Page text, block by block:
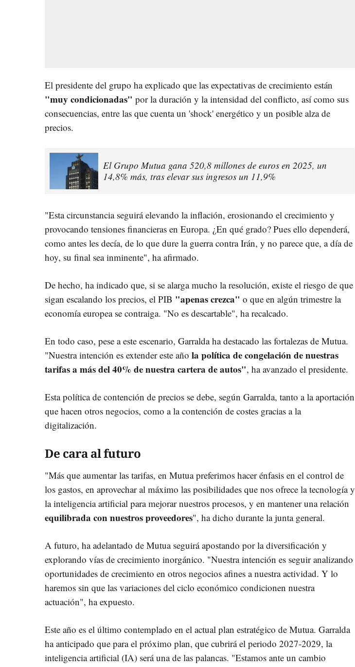
El presidente del grupo ha explicado que las expectativas de crecimiento están
"muy condicionadas" por la duración y la intensidad del conflicto, así como sus
consecuencias, entre las que cuenta un 'shock' energético y un posible alza de
precios.
El Grupo Mutua gana 520,8 millones de euros en 2025, un
14,8% más, tras elevar sus ingresos un 11,9%
"Esta circunstancia seguirá elevando la inflación, erosionando el crecimiento y
provocando tensiones financieras en Europa. ¿En qué grado? Pues ello dependerá,
como antes les decía, de lo que dure la guerra contra Irán, y no parece que, a día de
hoy, su final sea inminente", ha afirmado.
De hecho, ha indicado que, si se alarga mucho la resolución, existe el riesgo de que
sigan escalando los precios, el PIB "apenas crezca" o que en algún trimestre la
economía europea se contraiga. "No es descartable", ha recalcado.
En todo caso, pese a este escenario, Garralda ha destacado las fortalezas de Mutua.
"Nuestra intención es extender este año la política de congelación de nuestras
tarifas a más del 40% de nuestra cartera de autos", ha avanzado el presidente.
Esta política de contención de precios se debe, según Garralda, tanto a la aportación
que hacen otros negocios, como a la contención de costes gracias a la
digitalización.
De cara al futuro
"Más que aumentar las tarifas, en Mutua preferimos hacer énfasis en el control de
los gastos, en aprovechar al máximo las posibilidades que nos ofrece la tecnología y
la inteligencia artificial para mejorar nuestros procesos, y en mantener una relación
equilibrada con nuestros proveedores", ha dicho durante la junta general.
A futuro, ha adelantado de Mutua seguirá apostando por la diversificación y
explorando vías de crecimiento inorgánico. "Nuestra intención es seguir analizando
oportunidades de crecimiento en otros negocios afines a nuestra actividad. Y lo
haremos sin que las variaciones del ciclo económico condicionen nuestra
actuación", ha expuesto.
Este año es el último contemplado en el actual plan estratégico de Mutua. Garralda
ha anticipado que para el próximo plan, que cubrirá el periodo 2027-2029, la
inteligencia artificial (IA) será una de las palancas. "Estamos ante un cambio